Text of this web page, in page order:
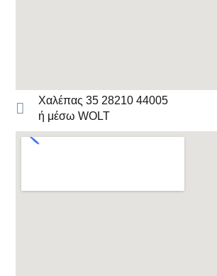
Χαλέπας 35 28210 44005
ή μέσω WOLT